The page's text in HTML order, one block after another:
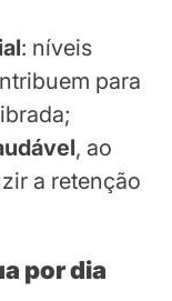
: níveis
para
, ao
a retenção
por dia